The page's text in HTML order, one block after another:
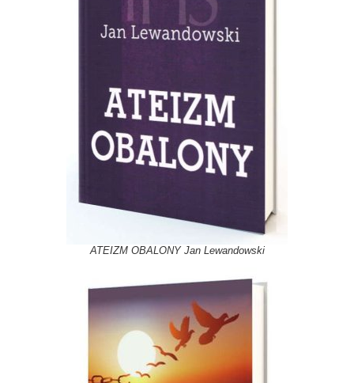
ATEIZM OBALONY Jan Lewandowski